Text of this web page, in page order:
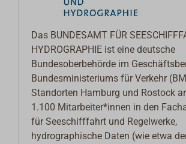
Das BUNDESAMT FÜR
HYDROGRAPHIE ist eine deutsche
Bundesoberbehörde im
Bundesministeriums für Verkehr
Standorten Hamburg und Rostock
1.100 Mitarbeiter*innen in den
für Seeschifffahrt und Regelwerke,
hydrographische Daten (wie etwa